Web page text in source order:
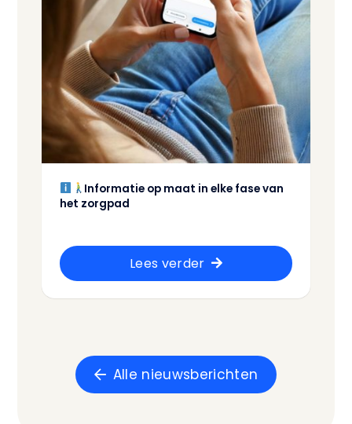
Informatie op maat in elke fase van
het zorgpad
Lees verder
Alle nieuwsberichten